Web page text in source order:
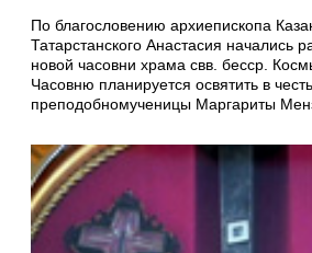
По благословению архиепископа
Татарстанского Анастасия начались
новой часовни храма свв. бесср.
Часовню планируется освятить в
преподобномученицы Маргариты